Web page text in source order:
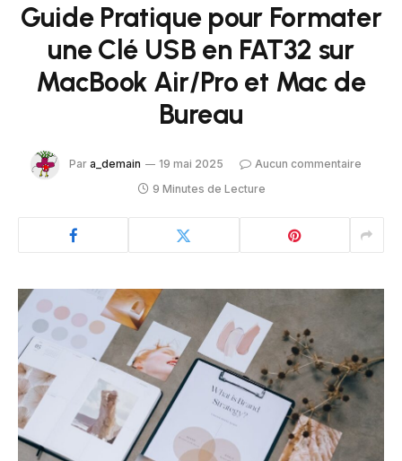
Guide Pratique pour Formater
une Clé USB en FAT32 sur
MacBook Air/Pro et Mac de
Bureau
Par a_demain 19 mai 2025
Aucun commentaire
9 Minutes de Lecture